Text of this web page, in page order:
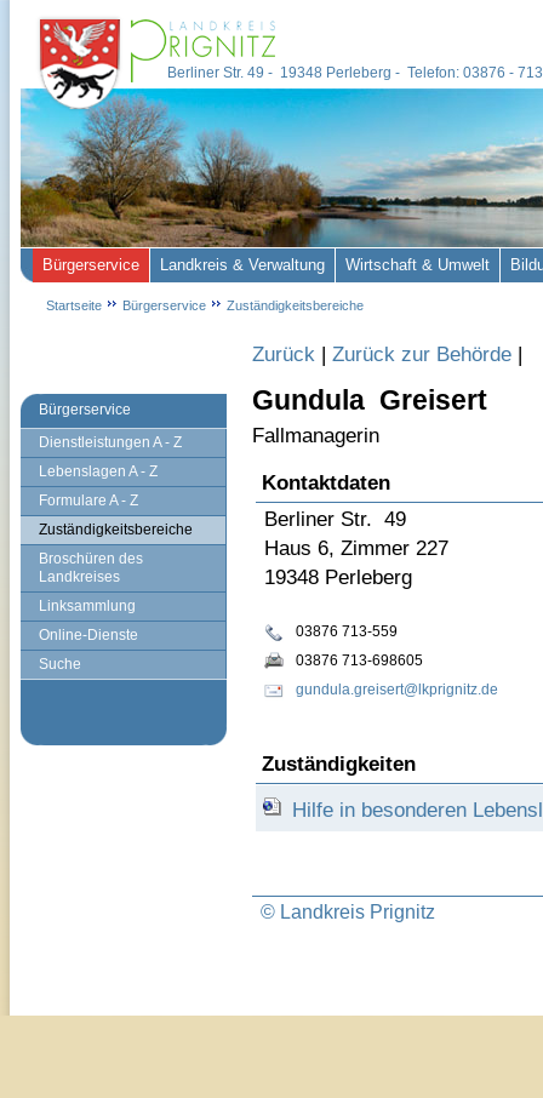
Bürgerservice
Dienstleistungen A - Z
Lebenslagen A - Z
Formulare A - Z
Zuständigkeitsbereiche
Broschüren des
Landkreises
Linksammlung
Online-Dienste
Suche
Zurück | Zurück zur Behörde |
Gundula Greisert
Fallmanagerin
Kontaktdaten
Berliner Str. 49
Haus 6, Zimmer 227
19348 Perleberg
03876 713-559
03876 713-698605
gundula.greisert@lkprignitz.de
Zuständigkeiten
Hilfe in besonderen
© Landkreis Prignitz
Berliner Str. 49 - 19348 Perleberg - Telefon: 03876 -
Bürgerservice Landkreis & Verwaltung Wirtschaft & Umwelt
Startseite Bürgerservice Zuständigkeitsbereiche